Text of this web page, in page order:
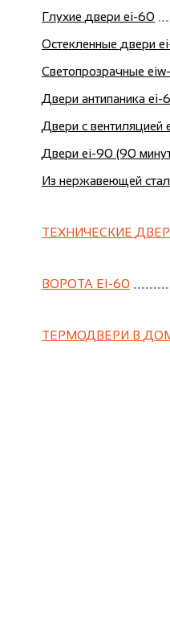
Глухие двери ei-60
Остекленные двери
Светопрозрачные
Двери антипаника ei-
Двери с вентиляцией
Двери ei-90 (90
Из нержавеющей
ТЕХНИЧЕСКИЕ
ВОРОТА EI-60
ТЕРМОДВЕРИ В